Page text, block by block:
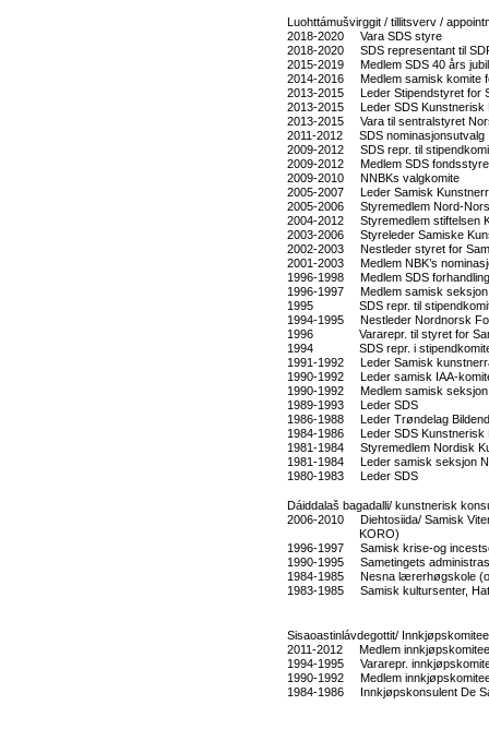
Luohttámušvirggit / tillitsverv /
2018-2020 Vara SDS styre
2018-2020 SDS representant til
2015-2019 Medlem SDS 40 års
2014-2016 Medlem samisk komite
2013-2015 Leder Stipendstyret for
2013-2015 Leder SDS
2013-2015 Vara til sentralstyret
2011-2012 SDS
2009-2012 SDS repr. til
2009-2012 Medlem SDS
2009-2010 NNBKs valgkomite
2005-2007 Leder Samisk
2005-2006 Styremedlem Nord-
2004-2012 Styremedlem
2003-2006 Styreleder Samiske
2002-2003 Nestleder styret for
2001-2003 Medlem NBK’s
1996-1998 Medlem SDS
1996-1997 Medlem samisk
1995 SDS repr. til
1994-1995 Nestleder Nordnorsk
1996 Vararepr. til styret for
1994 SDS repr. i
1991-1992 Leder Samisk
1990-1992 Leder samisk IAA-
1990-1992 Medlem samisk seksjon
1989-1993 Leder SDS
1986-1988 Leder Trøndelag
1984-1986 Leder SDS Kunstnerisk
1981-1984 Styremedlem Nordisk
1981-1984 Leder samisk seksjon
1980-1983 Leder SDS
Dáiddalaš bagadalli/ kunstnerisk
2006-2010 Diehtosiida/ Samisk
KORO)
1996-1997 Samisk krise-og
1990-1995 Sametingets
1984-1985 Nesna lærerhøgskole
1983-1985 Samisk kultursenter,
Sisaoastinlávdegottit/
2011-2012 Medlem
1994-1995 Vararepr.
1990-1992 Medlem
1984-1986 Innkjøpskonsulent De